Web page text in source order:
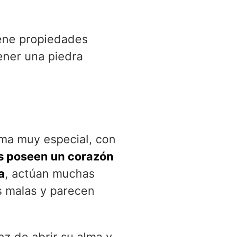
propiedades
una piedra
muy especial, con
poseen un corazón
, actúan muchas
y parecen